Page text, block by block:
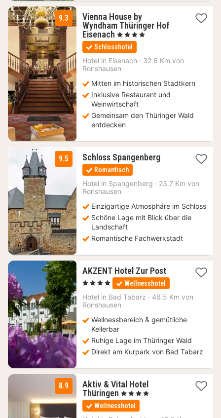
9.3
Vienna House by
Wyndham Thüringer Hof
Eisenach 1
Nacht
ab
90,48
€
, 4 Sterne
Schlosshotel
Hotel in Eisenach · 32.6 Km von
Ronshausen
Mitten im historischen Stadtkern
Inklusive Restaurant und
Weinwirtschaft
Gemeinsam den Thüringer Wald
entdecken
9.5 Schloss Spangenberg1
179,20
Romantisch
Hotel in Spangenberg · 23.7 Km von
Ronshausen
Einzigartige Atmosphäre im Schloss
Schöne Lage mit Blick über die
Landschaft
Romantische Fachwerkstadt
AKZENT Hotel Zur Post1
Nacht
ab
145,60
, 4 Sterne Wellnesshotel
Hotel in Bad Tabarz · 46.5 Km von
Ronshausen
Wellnessbereich & gemütliche
Kellerbar
Ruhige Lage im Thüringer Wald
Direkt am Kurpark von Bad Tabarz
8.9
Aktiv & Vital Hotel
Thüringen 2
Nächte
ab
, 4 Sterne
Wellnesshotel